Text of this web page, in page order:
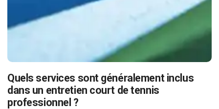
Quels services sont généralement inclus
dans un entretien court de tennis
professionnel ?